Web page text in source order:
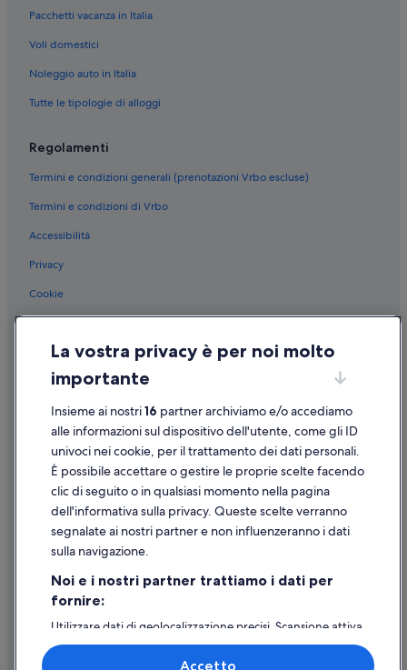
Pacchetti vacanza in Italia
Voli domestici
Noleggio auto in Italia
Tutte le tipologie di alloggi
Regolamenti
Termini e condizioni generali (prenotazioni Vrbo escluse)
Termini e condizioni di Vrbo
Accessibilità
Privacy
Cookie
Informazioni legali/Contatti
Linee guida sui contenuti e segnalazione dei contenuti
Supporto
Assistenza clienti
Contattaci
Come cancellare un volo
Come modificare la prenotazione di un hotel o una casa vacanze
Utilizzare un coupon Expedia
Documenti per i viaggi internazionali
La vostra privacy è per noi molto
importante
Insieme ai nostri16 partner archiviamo e/o accediamo
alle informazioni sul dispositivo dell'utente, come gli ID
univoci nei cookie, per il trattamento dei dati personali.
È possibile accettare o gestire le proprie scelte facendo
clic di seguito o in qualsiasi momento nella pagina
dell'informativa sulla privacy. Queste scelte verranno
segnalate ai nostri partner e non influenzeranno i dati
sulla navigazione.
Noi e i nostri partner trattiamo i dati per
fornire:
Utilizzare dati di geolocalizzazione precisi. Scansione attiva
delle caratteristiche del dispositivo ai fini
dell’identificazione. Archiviare informazioni su dispositivo
Accetto